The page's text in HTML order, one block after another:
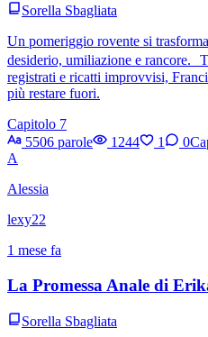
Sorella Sbagliata
Un pomeriggio rovente si
desiderio, umiliazione e rancore.
registrati e ricatti improvvisi,
più restare fuori.
Capitolo 7
5506 parole
1244 1 0
A
Alessia
lexy22
1 mese fa
La Promessa Anale di
Sorella Sbagliata